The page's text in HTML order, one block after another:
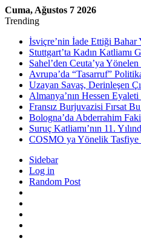
Cuma, Ağustos 7 2026
Trending
İsviçre’nin İade Ettiği Bahar
Stuttgart’ta Kadın Katliamı
Sahel’den Ceuta’ya
Avrupa’da “Tasarruf”
Uzayan Savaş, Derinleşen
Almanya’nın Hessen
Fransız Burjuvazisi Fırsat
Bologna’da Abderrahim
Suruç Katliamı’nın 11.
COSMO ya Yönelik
Sidebar
Log in
Random Post